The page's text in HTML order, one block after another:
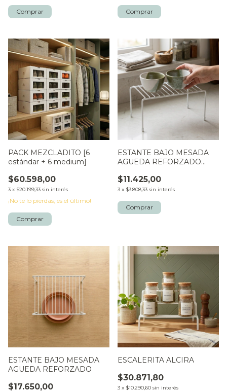
PACK MEZCLADITO [6
estándar + 6 medium]
$60.598,00
3 x $20.199,33 sin interés
¡No te lo pierdas, es el último!
ESTANTE BAJO MESADA
AGUEDA REFORZADO
$11.425,00
3 x $3.808,33 sin interés
ESTANTE BAJO MESADA
AGUEDA REFORZADO
$17.650,00
ESCALERITA ALCIRA
$30.871,80
3 x $10.290,60 sin interés